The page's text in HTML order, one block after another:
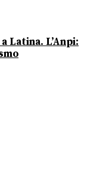
Latina. L’Anpi: